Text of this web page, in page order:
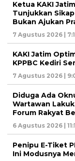
Ketua KAKI
Tunjukkan
Bukan Ajukan
7 Agustus 2026 |
KAKI Jatim
KPPBC Kediri
7 Agustus 2026 |
Diduga Ada
Wartawan
Forum Rakyat
6 Agustus 2026 |
Penipu E-Tiket
Ini Modusnya